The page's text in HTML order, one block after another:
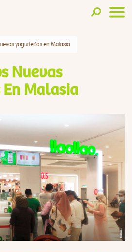
yogurterías en Malasia
Nuevas
Malasia